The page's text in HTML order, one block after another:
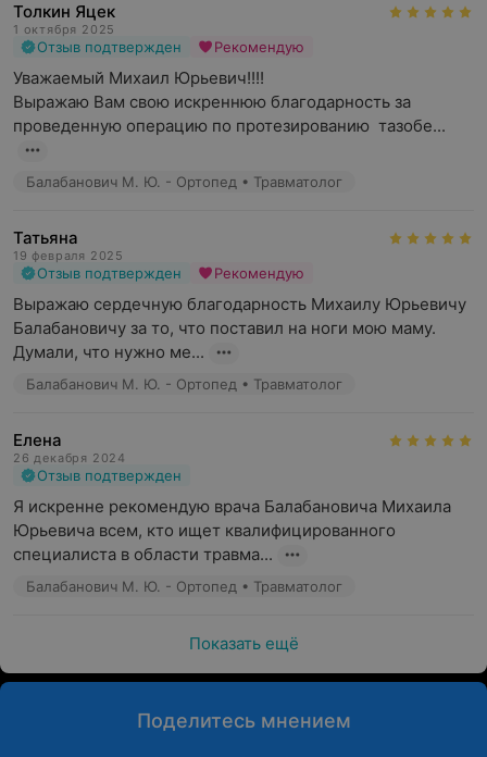
Толкин Яцек
1 октября 2025
Отзыв подтвержден Рекомендую
Уважаемый Михаил Юрьевич!!!!
Выражаю Вам свою искреннюю благодарность за
проведенную операцию по протезированию  тазобе...
Балабанович М. Ю. - Ортопед • Травматолог
Татьяна
19 февраля 2025
Отзыв подтвержден Рекомендую
Выражаю сердечную благодарность Михаилу Юрьевичу
Балабановичу за то, что поставил на ноги мою маму.
Думали, что нужно ме...
Балабанович М. Ю. - Ортопед • Травматолог
Елена
26 декабря 2024
Отзыв подтвержден
Я искренне рекомендую врача Балабановича Михаила
Юрьевича всем, кто ищет квалифицированного
специалиста в области травма...
Балабанович М. Ю. - Ортопед • Травматолог
Показать ещё
Поделитесь мнением